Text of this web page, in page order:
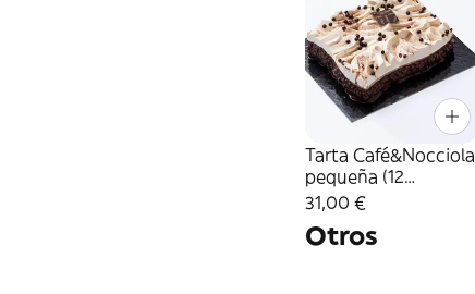
Tarta Café&Nocciola
pequeña (12
Raciones)
31,00 €
Otros